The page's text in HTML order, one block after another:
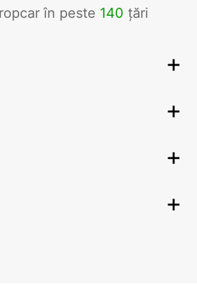
în peste 140 țări